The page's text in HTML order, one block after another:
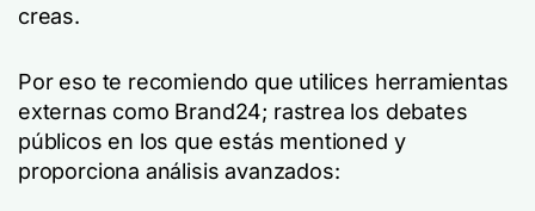
creas.
Por eso te recomiendo que utilices herramientas
externas como Brand24; rastrea los debates
públicos en los que estás mentioned y
proporciona análisis avanzados: